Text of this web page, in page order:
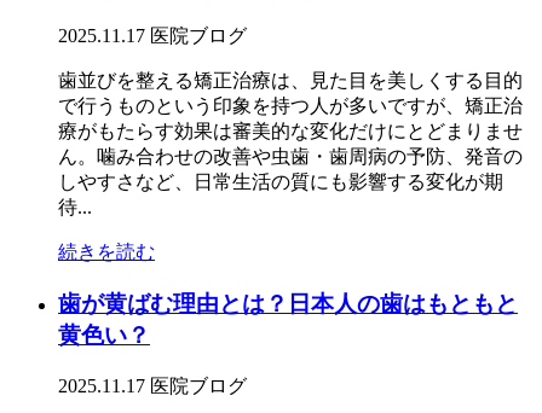
2025.11.17 医院ブログ
歯並びを整える矯正治療は、見た目を美しくする目的
で行うものという印象を持つ人が多いですが、矯正治
療がもたらす効果は審美的な変化だけにとどまりませ
ん。噛み合わせの改善や虫歯・歯周病の予防、発音の
しやすさなど、日常生活の質にも影響する変化が期
待...
続きを読む
歯が黄ばむ理由とは？日本人の歯はもともと
黄色い？
2025.11.17 医院ブログ